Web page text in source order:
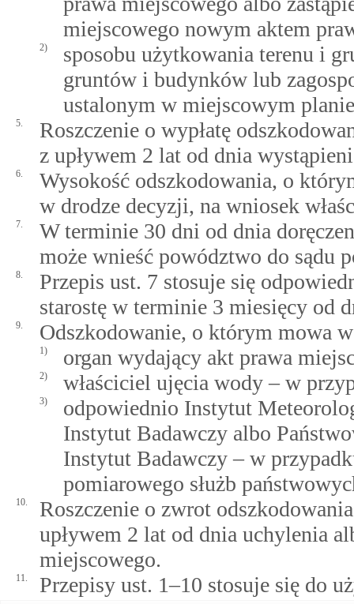
miejscowego nowym aktem
2)
sposobu użytkowania terenu i
gruntów i budynków lub
ustalonym w miejscowym
5.
Roszczenie o wypłatę
z upływem 2 lat od dnia
6.
Wysokość odszkodowania, o
w drodze decyzji, na wniosek
7.
W terminie 30 dni od dnia
może wnieść powództwo do sądu
8.
Przepis ust. 7 stosuje się
starostę w terminie 3 miesięcy od
9. Odszkodowanie, o którym mowa
1) organ wydający akt prawa
2) właściciel ujęcia wody – w
3)
odpowiednio Instytut
Instytut Badawczy albo
Instytut Badawczy – w
pomiarowego służb
10.
Roszczenie o zwrot
upływem 2 lat od dnia uchylenia
miejscowego.
11. Przepisy ust. 1–10 stosuje się do